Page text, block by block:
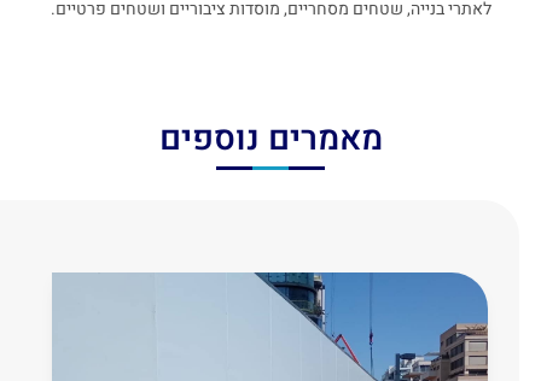
לאתרי בנייה, שטחים מסחריים, מוסדות ציבוריים ושטחים פרטיים.
מאמרים נוספים